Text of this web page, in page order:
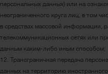
персональных данных) или на
неограниченного круга лиц, в том
в средствах массовой информации,
телекоммуникационных сетях или
данным каким-либо иным способом;
12. Трансграничная передача
данных на территорию